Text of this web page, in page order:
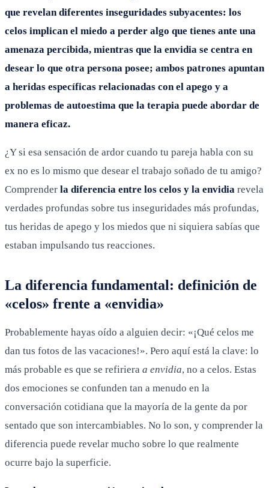
que revelan diferentes inseguridades subyacentes: los
celos implican el miedo a perder algo que tienes ante una
amenaza percibida, mientras que la envidia se centra en
desear lo que otra persona posee; ambos patrones apuntan
a heridas específicas relacionadas con el apego y a
problemas de autoestima que la terapia puede abordar de
manera eficaz.
¿Y si esa sensación de ardor cuando tu pareja habla con su
ex no es lo mismo que desear el trabajo soñado de tu amigo?
Comprender la diferencia entre los celos y la envidia revela
verdades profundas sobre tus inseguridades más profundas,
tus heridas de apego y los miedos que ni siquiera sabías que
estaban impulsando tus reacciones.
La diferencia fundamental: definición de
«celos» frente a «envidia»
Probablemente hayas oído a alguien decir: «¡Qué celos me
dan tus fotos de las vacaciones!». Pero aquí está la clave: lo
más probable es que se refiriera a envidia, no a celos. Estas
dos emociones se confunden tan a menudo en la
conversación cotidiana que la mayoría de la gente da por
sentado que son intercambiables. No lo son, y comprender la
diferencia puede revelar mucho sobre lo que realmente
ocurre bajo la superficie.